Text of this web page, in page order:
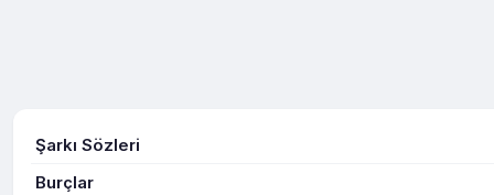
Şarkı Sözleri
Burçlar